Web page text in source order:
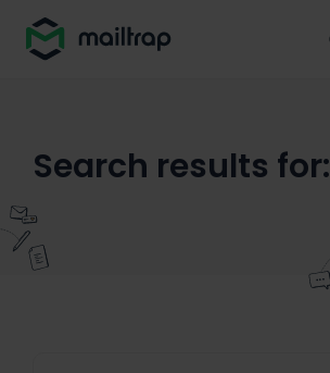
Search results for: